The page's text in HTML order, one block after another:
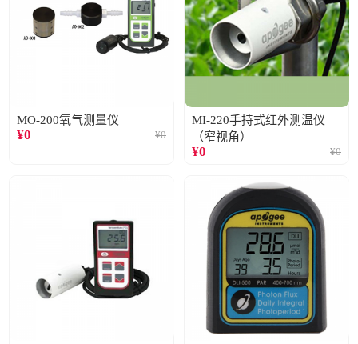
MO-200氧气测量仪
¥0 ¥0
MI-220手持式红外测温仪
（窄视角）
¥0 ¥0